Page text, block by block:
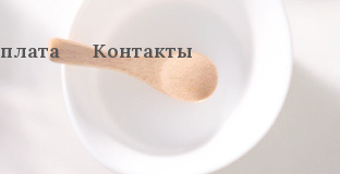
Контакты